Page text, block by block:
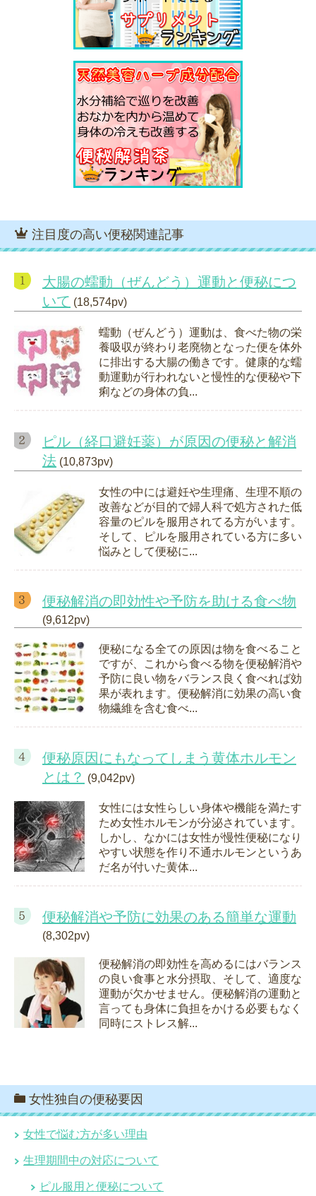
注目度の高い便秘関連記事
大腸の蠕動（ぜんどう）運動と便秘につ
いて (18,574pv)
蠕動（ぜんどう）運動は、食べた物の栄
養吸収が終わり老廃物となった便を体外
に排出する大腸の働きです。健康的な蠕
動運動が行われないと慢性的な便秘や下
痢などの身体の負...
ピル（経口避妊薬）が原因の便秘と解消
法 (10,873pv)
女性の中には避妊や生理痛、生理不順の
改善などが目的で婦人科で処方された低
容量のピルを服用されてる方がいます。
そして、ピルを服用されている方に多い
悩みとして便秘に...
便秘解消の即効性や予防を助ける食べ物
(9,612pv)
便秘になる全ての原因は物を食べること
ですが、これから食べる物を便秘解消や
予防に良い物をバランス良く食べれば効
果が表れます。便秘解消に効果の高い食
物繊維を含む食べ...
便秘原因にもなってしまう黄体ホルモン
とは？ (9,042pv)
女性には女性らしい身体や機能を満たす
ため女性ホルモンが分泌されています。
しかし、なかには女性が慢性便秘になり
やすい状態を作り不通ホルモンというあ
だ名が付いた黄体...
便秘解消や予防に効果のある簡単な運動
(8,302pv)
便秘解消の即効性を高めるにはバランス
の良い食事と水分摂取、そして、適度な
運動が欠かせません。便秘解消の運動と
言っても身体に負担をかける必要もなく
同時にストレス解...
女性独自の便秘要因
女性で悩む方が多い理由
生理期間中の対応について
ピル服用と便秘について